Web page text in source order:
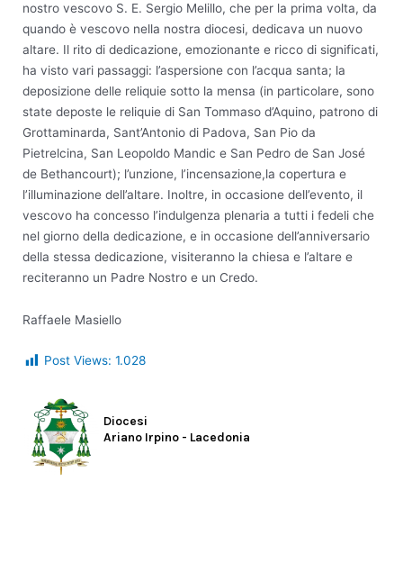
nostro vescovo S. E. Sergio Melillo, che per la prima volta, da
quando è vescovo nella nostra diocesi, dedicava un nuovo
altare. Il rito di dedicazione, emozionante e ricco di significati,
ha visto vari passaggi: l’aspersione con l’acqua santa; la
deposizione delle reliquie sotto la mensa (in particolare, sono
state deposte le reliquie di San Tommaso d’Aquino, patrono di
Grottaminarda, Sant’Antonio di Padova, San Pio da
Pietrelcina, San Leopoldo Mandic e San Pedro de San José
de Bethancourt); l’unzione, l’incensazione,la copertura e
l’illuminazione dell’altare. Inoltre, in occasione dell’evento, il
vescovo ha concesso l’indulgenza plenaria a tutti i fedeli che
nel giorno della dedicazione, e in occasione dell’anniversario
della stessa dedicazione, visiteranno la chiesa e l’altare e
reciteranno un Padre Nostro e un Credo.
Raffaele Masiello
Post Views: 1.028
Diocesi
Ariano Irpino - Lacedonia